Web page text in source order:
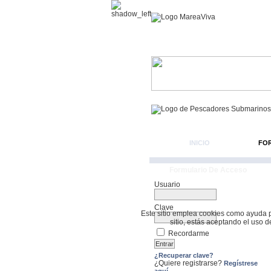
Este sitio emplea cookies como ayuda
sitio, estás aceptando el uso
INICIO
Usuario
Clave
Recordarme
¿Recuperar clave?
¿Quiere registrarse? Regístrese